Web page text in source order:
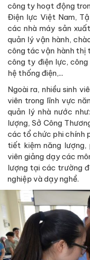
công ty hoạt động
Điện lực Việt Nam,
các nhà máy sản
quản lý vận hành,
công tác vận hành thị
công ty điện lực,
hệ thống điện,...
Ngoài ra, nhiều sinh
viên trong lĩnh vực
quản lý nhà nước
lượng, Sở Công
các tổ chức phi chính
tiết kiệm năng
viên giảng dạy các
lượng tại các trường
nghiệp và dạy nghề.